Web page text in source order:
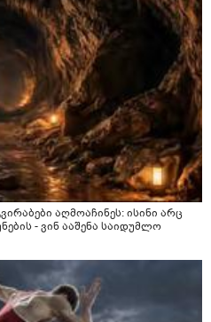
აღმოაჩინეს: ისინი არც
- ვინ ააშენა საიდუმლო